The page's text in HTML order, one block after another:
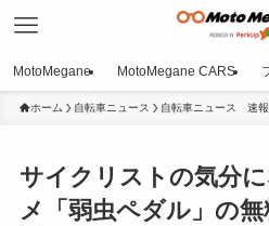
MotoMegane MotoMegane CARS
ホーム 自転車ニュース 自転車ニュース 速報
サイクリストの気分
メ「弱虫ペダル」の